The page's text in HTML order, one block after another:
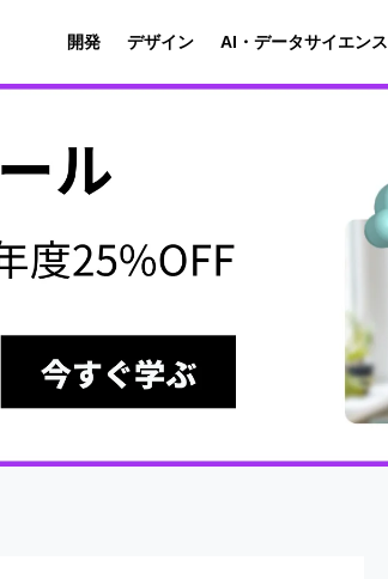
開発 デザイン AI・データサイエンス